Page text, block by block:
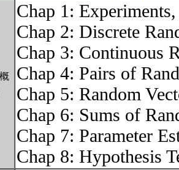
Chap 1:
Chap 2: Discrete
Chap 3: Continuous
Chap 4: Pairs of
Chap 5: Random
Chap 6: Sums of
Chap 7: Parameter
Chap 8: Hypothesis